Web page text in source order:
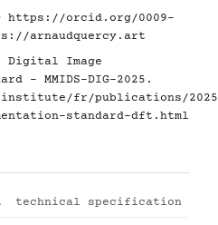
https://orcid.org/0009-
arnaudquercy.art
Digital Image
- MMIDS-DIG-2025.
fr/publications/2025/
standard-dft.html
technical specification